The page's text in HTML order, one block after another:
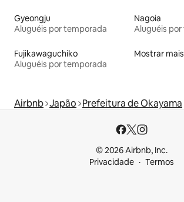
Gyeongju
Aluguéis por temporada
Nagoia
Aluguéis
Fujikawaguchiko
Aluguéis por temporada
Mostrar mais
Airbnb Japão Prefeitura de Okayama
© 2026 Airbnb, Inc.
Privacidade
Termos